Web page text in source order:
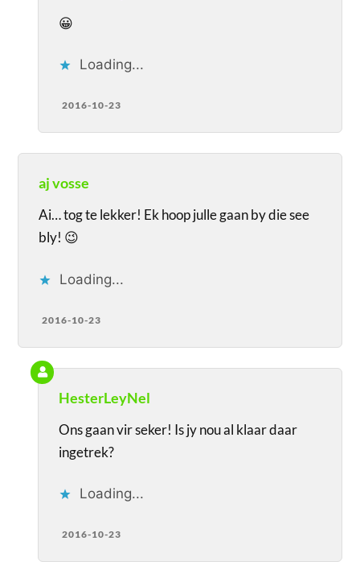
😀
Loading...
2016-10-23
aj vosse
Ai… tog te lekker! Ek hoop julle gaan by die see
bly! 😉
Loading...
2016-10-23
HesterLeyNel
Ons gaan vir seker! Is jy nou al klaar daar
ingetrek?
Loading...
2016-10-23